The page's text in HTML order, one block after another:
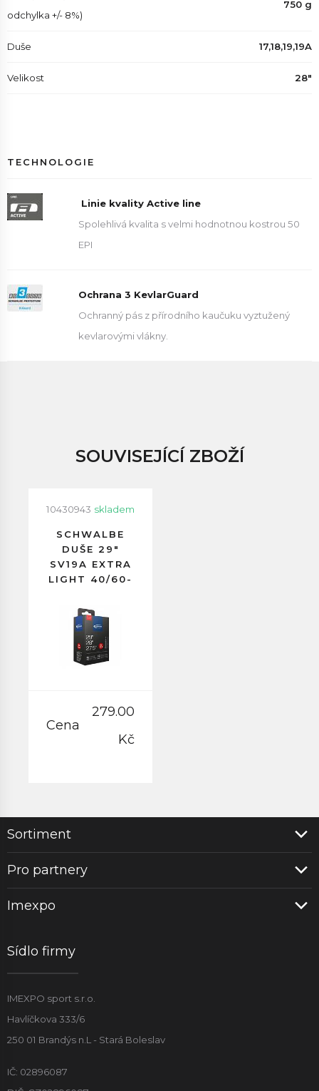
odchylka +/- 8%)
750 g
Duše 17,18,19,19A
Velikost 28"
TECHNOLOGIE
Linie kvality Active line
Spolehlivá kvalita s velmi hodnotnou kostrou 50
EPI
Ochrana 3 KevlarGuard
Ochranný pás z přírodního kaučuku vyztužený
kevlarovými vlákny.
SOUVISEJÍCÍ ZBOŽÍ
10430943 skladem
SCHWALBE
DUŠE 29"
SV19A EXTRA
LIGHT 40/60-
GALUSKOVÝ
VENTILEK
40MM
Cena
279.00
Kč
Sortiment
Pro partnery
Imexpo
Sídlo firmy
IMEXPO sport s.r.o.
Havlíčkova 333/6
250 01 Brandýs n.L - Stará Boleslav
IČ: 02896087